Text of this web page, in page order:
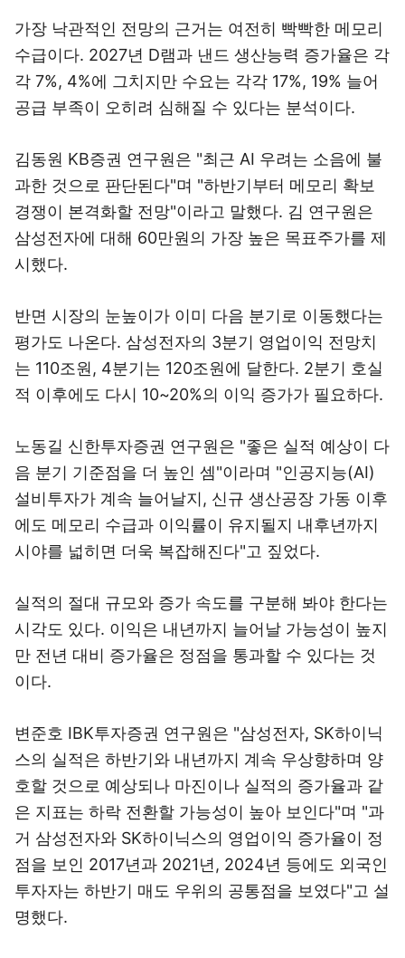
가장 낙관적인 전망의 근거는 여전히 빡빡한 메모리
수급이다. 2027년 D램과 낸드 생산능력 증가율은 각
각 7%, 4%에 그치지만 수요는 각각 17%, 19% 늘어
공급 부족이 오히려 심해질 수 있다는 분석이다.
김동원 KB증권 연구원은 "최근 AI 우려는 소음에 불
과한 것으로 판단된다"며 "하반기부터 메모리 확보
경쟁이 본격화할 전망"이라고 말했다. 김 연구원은
삼성전자에 대해 60만원의 가장 높은 목표주가를 제
시했다.
반면 시장의 눈높이가 이미 다음 분기로 이동했다는
평가도 나온다. 삼성전자의 3분기 영업이익 전망치
는 110조원, 4분기는 120조원에 달한다. 2분기 호실
적 이후에도 다시 10~20%의 이익 증가가 필요하다.
노동길 신한투자증권 연구원은 "좋은 실적 예상이 다
음 분기 기준점을 더 높인 셈"이라며 "인공지능(AI)
설비투자가 계속 늘어날지, 신규 생산공장 가동 이후
에도 메모리 수급과 이익률이 유지될지 내후년까지
시야를 넓히면 더욱 복잡해진다"고 짚었다.
실적의 절대 규모와 증가 속도를 구분해 봐야 한다는
시각도 있다. 이익은 내년까지 늘어날 가능성이 높지
만 전년 대비 증가율은 정점을 통과할 수 있다는 것
이다.
변준호 IBK투자증권 연구원은 "삼성전자, SK하이닉
스의 실적은 하반기와 내년까지 계속 우상향하며 양
호할 것으로 예상되나 마진이나 실적의 증가율과 같
은 지표는 하락 전환할 가능성이 높아 보인다"며 "과
거 삼성전자와 SK하이닉스의 영업이익 증가율이 정
점을 보인 2017년과 2021년, 2024년 등에도 외국인
투자자는 하반기 매도 우위의 공통점을 보였다"고 설
명했다.